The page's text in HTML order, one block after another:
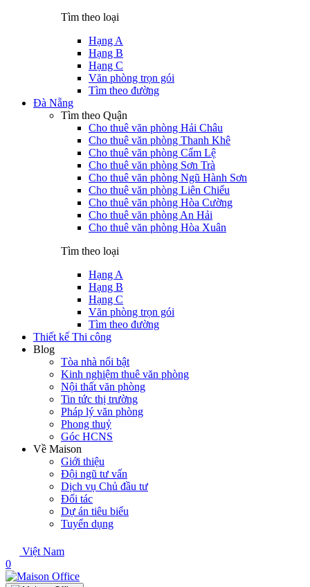
Tìm theo loại
Hạng A
Hạng B
Hạng C
Văn phòng trọn gói
Tìm theo đường
Đà Nẵng
Tìm theo Quận
Cho thuê văn phòng Hải Châu
Cho thuê văn phòng Thanh Khê
Cho thuê văn phòng Cẩm Lệ
Cho thuê văn phòng Sơn Trà
Cho thuê văn phòng Ngũ Hành Sơn
Cho thuê văn phòng Liên Chiểu
Cho thuê văn phòng Hòa Cường
Cho thuê văn phòng An Hải
Cho thuê văn phòng Hòa Xuân
Tìm theo loại
Hạng A
Hạng B
Hạng C
Văn phòng trọn gói
Tìm theo đường
Thiết kế Thi công
Blog
Tòa nhà nổi bật
Kinh nghiệm thuê văn phòng
Nội thất văn phòng
Tin tức thị trường
Pháp lý văn phòng
Phong thuỷ
Góc HCNS
Về Maison
Giới thiệu
Đội ngũ tư vấn
Dịch vụ Chủ đầu tư
Đối tác
Dự án tiêu biểu
Tuyển dụng
Việt Nam
0